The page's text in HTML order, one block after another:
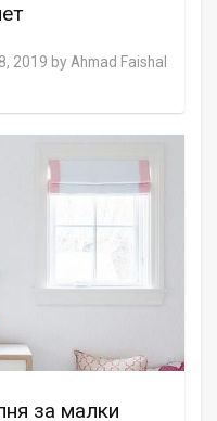
2019 by Ahmad Faishal
за малки